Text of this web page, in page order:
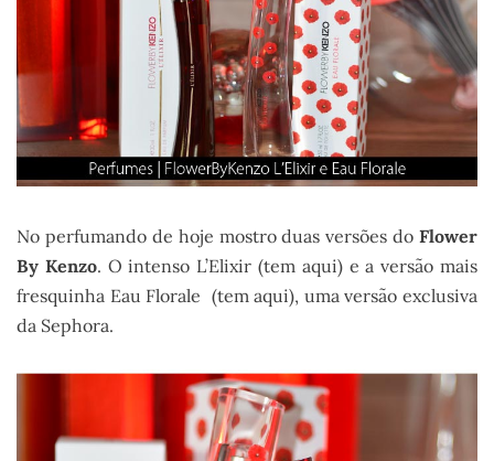
No perfumando de hoje mostro duas versões do Flower
By Kenzo. O intenso L’Elixir (tem aqui) e a versão mais
fresquinha Eau Florale (tem aqui), uma versão exclusiva
da Sephora.